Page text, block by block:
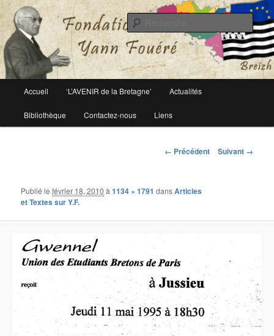
Fondation Yann Fouéré
Le site officiel de la fondation Yann Fouéré
principal
Aller
au
Accueil ‘L’AVENIR de la Bretagne’ Actualités
Bibliothèque Contactez-nous Liens
Navigation
← Précédent Suivant →
Publié lefévrier 18, 2010 à1134 × 1791 dansArticles
et Textes sur Y.F.